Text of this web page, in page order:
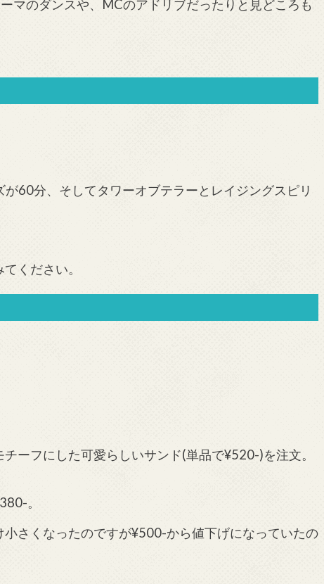
マのダンスや、MCのアドリブだったりと見どころも
60分、そしてタワーオブテラーとレイジングスピリ
ください。
ーフにした可愛らしいサンド(単品で¥520-)を注文。
。
さくなったのですが¥500-から値下げになっていたの